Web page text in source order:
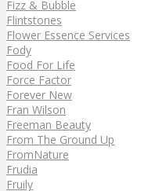
Fizz & Bubble
Flintstones
Flower Essence Services
Fody
Food For Life
Force Factor
Forever New
Fran Wilson
Freeman Beauty
From The Ground Up
FromNature
Frudia
Fruily